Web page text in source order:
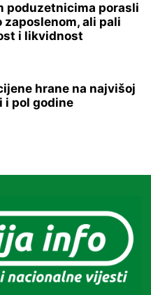
poduzetnicima porasli
zaposlenom, ali pali
i likvidnost
hrane na najvišoj
i pol godine